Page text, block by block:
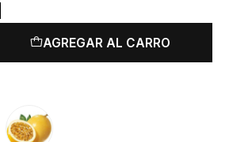
AGREGAR AL CARRO